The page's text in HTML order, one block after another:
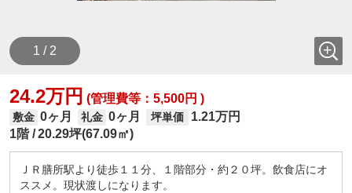
1 / 2
24.2万円 (管理費等：5,500円 )
敷金 0ヶ月 礼金 0ヶ月 坪単価
1.21万円
1階 20.29坪(67.09㎡)
ＪＲ膳所駅より徒歩１１分、１階部分・約２０坪。飲食店にオ
ススメ。現状渡しになります。